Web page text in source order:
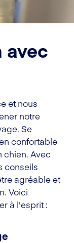
avec
et nous
notre
Se
confortable
chien. Avec
conseils
agréable et
Voici
à l'esprit :